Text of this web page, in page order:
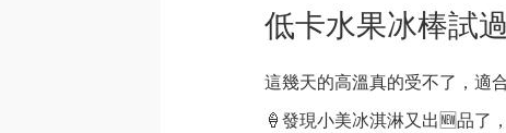
低卡水果冰棒試
這幾天的高溫真的受不了，適
🍦發現小美冰淇淋又出🆕品了